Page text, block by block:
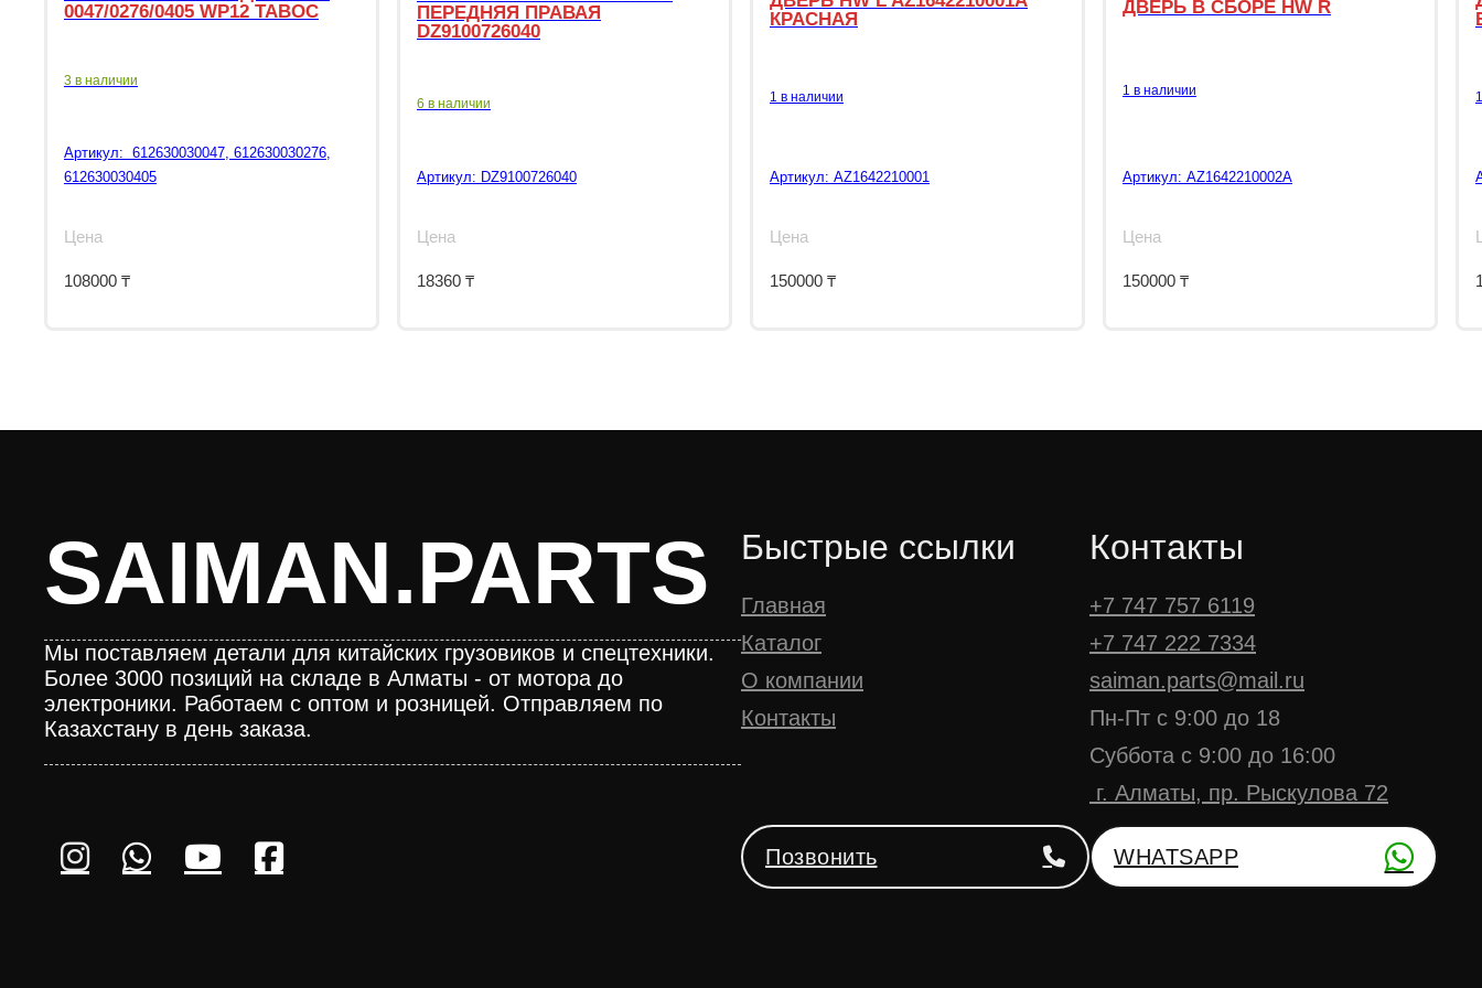
0047/0276/0405 WP12 TABOC
3 в наличии
Артикул: 612630030047, 612630030276,
612630030405
Цена
108000 ₸
ПЕРЕДНЯЯ ПРАВАЯ
DZ9100726040
6 в наличии
Артикул: DZ9100726040
Цена
18360 ₸
КРАСНАЯ
1 в наличии
Артикул: AZ1642210001
Цена
150000 ₸
ДВЕРЬ В СБОРЕ HW R
1 в наличии
Артикул: AZ1642210002A
Цена
150000 ₸
SAIMAN.PARTS
Мы поставляем детали для китайских грузовиков и спецтехники.
Более 3000 позиций на складе в Алматы - от мотора до
электроники. Работаем с оптом и розницей. Отправляем по
Казахстану в день заказа.
Быстрые ссылки
Главная
Каталог
О компании
Контакты
Контакты
+7 747 757 6119
+7 747 222 7334
saiman.parts@mail.ru
Пн-Пт с 9:00 до 18
Суббота с 9:00 до 16:00
г. Алматы, пр. Рыскулова 72
Позвонить WHATSAPP